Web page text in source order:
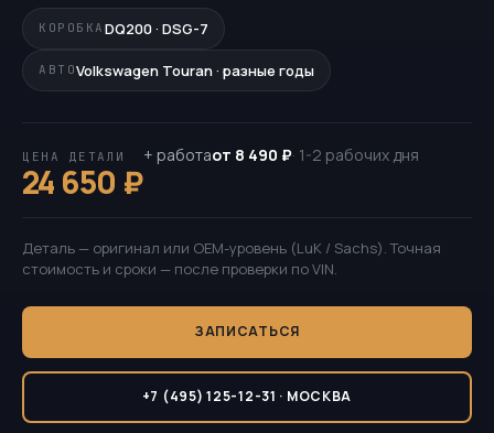
КОРОБКА DQ200 · DSG-7
АВТОVolkswagen Touran · разные годы
ЦЕНА ДЕТАЛИ
24 650 ₽
+ работаот 8 490 ₽· 1-2 рабочих дня
Деталь — оригинал или OEM-уровень (LuK / Sachs). Точная
стоимость и сроки — после проверки по VIN.
ЗАПИСАТЬСЯ
+7 (495) 125-12-31 · МОСКВА